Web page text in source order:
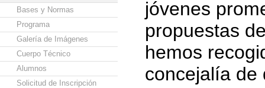
Bases y Normas
Programa
Galería de Imágenes
Cuerpo Técnico
Alumnos
Solicitud de Inscripción
jóvenes
propuestas
hemos
concejalía de